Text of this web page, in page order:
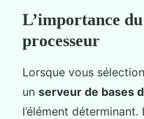
L’importance
processeur
Lorsque vous
un serveur de bases
l’élément déterminant.